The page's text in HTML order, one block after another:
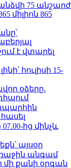
75 անշարժ
միլիոն 865
է վտարել
հուլիսի 15-
օձերը.
07.00-ից մինչև
այսօր
անգամ
քանի օրգան